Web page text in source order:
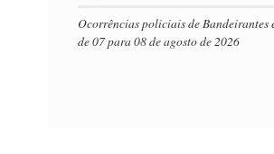
Ocorrências policiais de Bandeirantes
de 07 para 08 de agosto de 2026